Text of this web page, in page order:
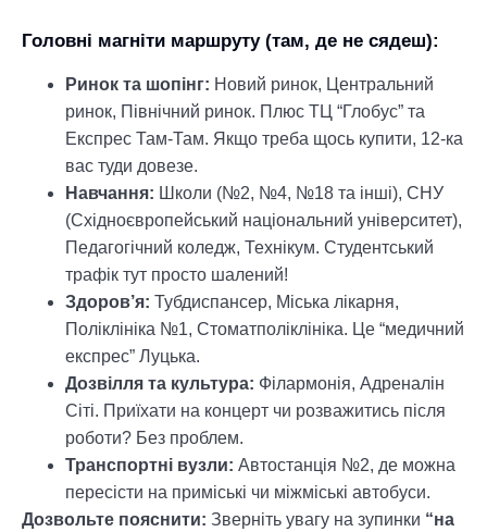
Головні магніти маршруту (там, де не сядеш):
Ринок та шопінг: Новий ринок, Центральний
ринок, Північний ринок. Плюс ТЦ “Глобус” та
Експрес Там-Там. Якщо треба щось купити, 12-ка
вас туди довезе.
Навчання: Школи (№2, №4, №18 та інші), СНУ
(Східноєвропейський національний університет),
Педагогічний коледж, Технікум. Студентський
трафік тут просто шалений!
Здоров’я: Тубдиспансер, Міська лікарня,
Поліклініка №1, Стоматполіклініка. Це “медичний
експрес” Луцька.
Дозвілля та культура: Філармонія, Адреналін
Сіті. Приїхати на концерт чи розважитись після
роботи? Без проблем.
Транспортні вузли: Автостанція №2, де можна
пересісти на приміські чи міжміські автобуси.
Дозвольте пояснити: Зверніть увагу на зупинки “на